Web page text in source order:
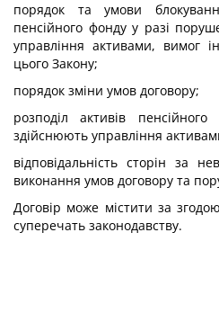
порядок та умови
пенсійного фонду у разі
управління активами, вимог
цього Закону;
порядок зміни умов договору;
розподіл активів
здійснюють управління
відповідальність сторін за
виконання умов договору та
Договір може містити за
суперечать законодавству.